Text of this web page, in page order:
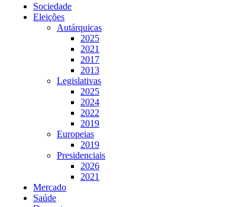
Sociedade
Eleições
Autárquicas
2025
2021
2017
2013
Legislativas
2025
2024
2022
2019
Europeias
2019
Presidenciais
2026
2021
Mercado
Saúde